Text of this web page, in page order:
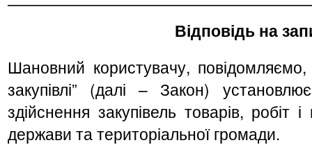
Відповідь на
Шановний користувачу,
закупівлі” (далі – Закон)
здійснення закупівель товарів, робіт
держави та територіальної громади.